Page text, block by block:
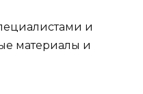
и
материалы и